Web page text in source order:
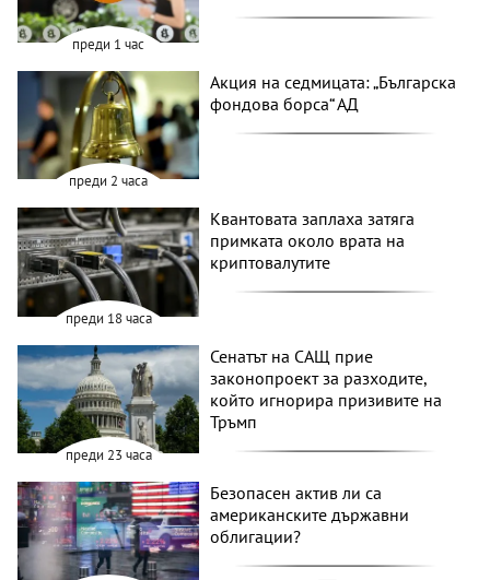
преди 1 час
преди 2 часа
Акция на седмицата: „Българска
фондова борса“ АД
преди 18 часа
Квантовата заплаха затяга
примката около врата на
криптовалутите
преди 23 часа
Сенатът на САЩ прие
законопроект за разходите,
който игнорира призивите на
Тръмп
Безопасен актив ли са
американските държавни
облигации?